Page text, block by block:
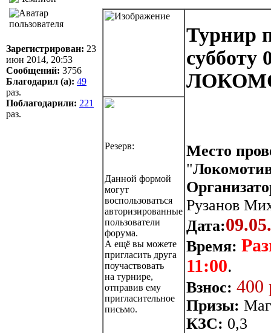
Зарегистрирован: 23
июн 2014, 20:53
Сообщений: 3756
Благодарил (а): 49
раз.
Поблагодарили: 221
раз.
Турнир
субботу
Место
"
Рузанов
Дата:
Время:
11:00.
Взнос: 400
Призы:
КЗС: 0,3
Резерв:
Данной формой
могут
воспользоваться
авторизированные
пользователи
форума.
А ещё вы можете
пригласить друга
поучаствовать
на турнире,
отправив ему
пригласительное
письмо.